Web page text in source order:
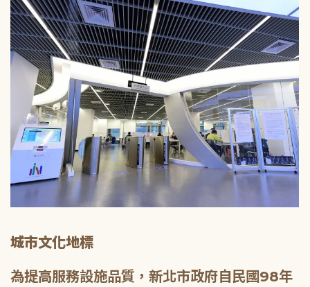
城市文化地標
為提高服務設施品質，新北市政府自民國98年